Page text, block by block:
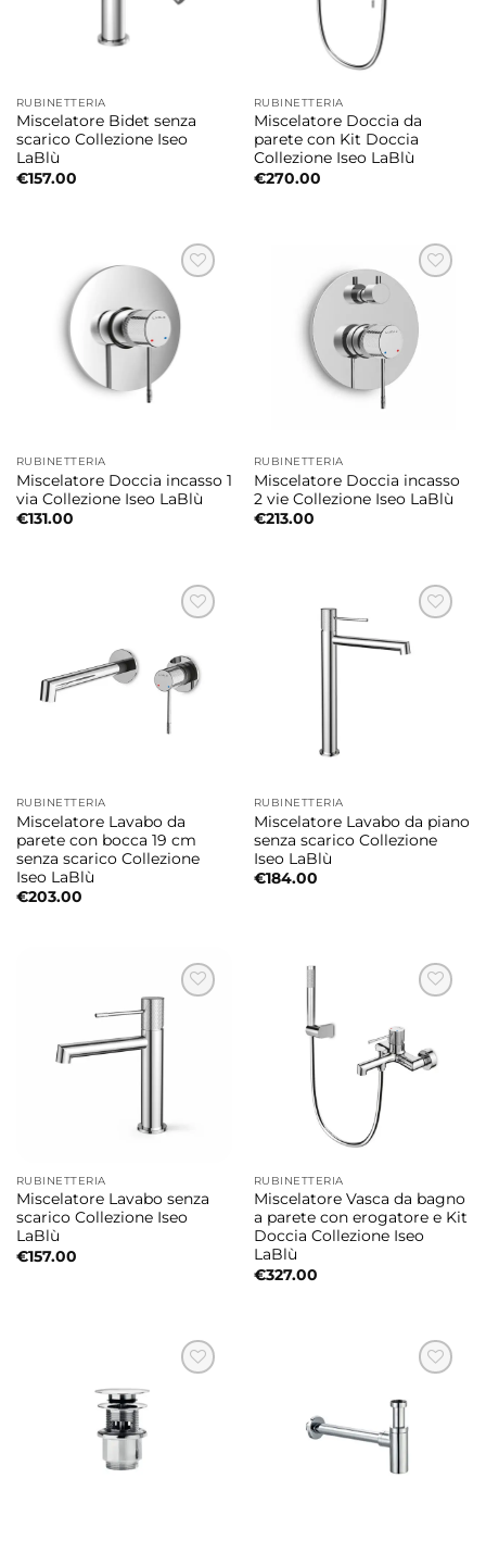
RUBINETTERIA
Miscelatore Bidet senza
scarico Collezione Iseo
LaBlù
€157.00
RUBINETTERIA
Miscelatore Doccia da
parete con Kit Doccia
Collezione Iseo LaBlù
€270.00
RUBINETTERIA
Miscelatore Doccia incasso 1
via Collezione Iseo LaBlù
€131.00
RUBINETTERIA
Miscelatore Doccia incasso
2 vie Collezione Iseo LaBlù
€213.00
RUBINETTERIA
Miscelatore Lavabo da
parete con bocca 19 cm
senza scarico Collezione
Iseo LaBlù
€203.00
RUBINETTERIA
Miscelatore Lavabo da piano
senza scarico Collezione
Iseo LaBlù
€184.00
RUBINETTERIA
Miscelatore Lavabo senza
scarico Collezione Iseo
LaBlù
€157.00
RUBINETTERIA
Miscelatore Vasca da bagno
a parete con erogatore e Kit
Doccia Collezione Iseo
LaBlù
€327.00